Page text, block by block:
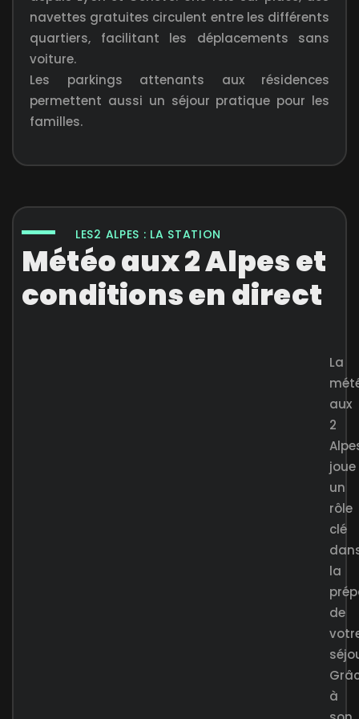
navettes gratuites circulent entre les différents
quartiers, facilitant les déplacements sans
voiture.
Les parkings attenants aux résidences
permettent aussi un séjour pratique pour les
familles.
LES2 ALPES : LA STATION
Météo aux 2 Alpes et
conditions en direct
La
aux
2
joue
un
rôle
clé
la
de
à